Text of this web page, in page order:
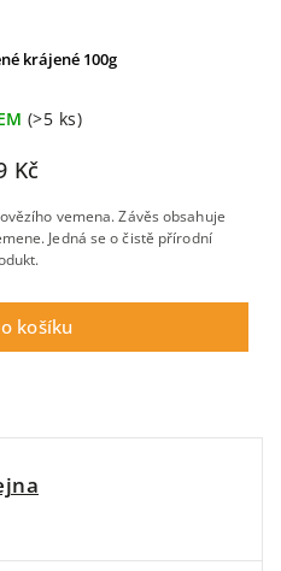
krájené 100g
(>5 ks)
Kč
košíku
vemena. Závěs obsahuje
Jedná se o čistě přírodní